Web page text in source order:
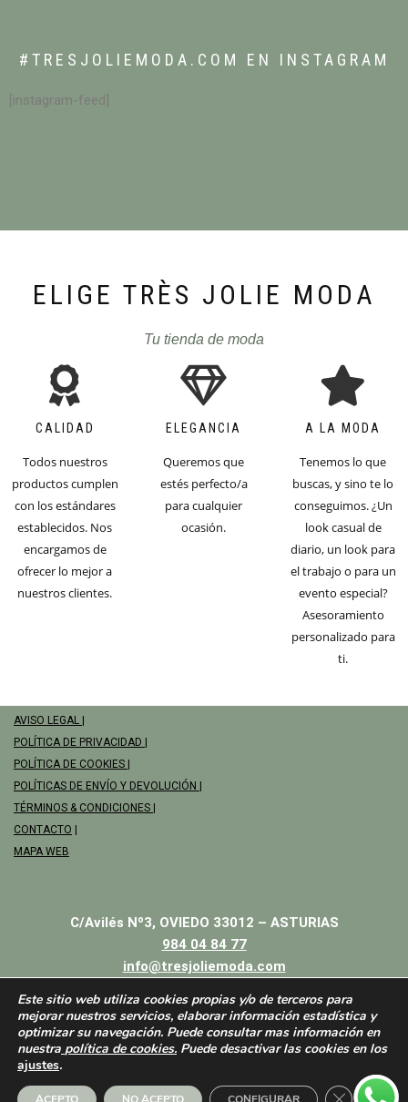
#TRESJOLIEMODA.COM EN INSTAGRAM
[instagram-feed]
ELIGE TRÈS JOLIE MODA
Tu tienda de moda
CALIDAD
Todos nuestros
productos cumplen
con los estándares
establecidos. Nos
encargamos de
ofrecer lo mejor a
nuestros clientes.
ELEGANCIA
Queremos que
estés perfecto/a
para cualquier
ocasión.
A LA MODA
Tenemos lo que
buscas, y sino te lo
conseguimos. ¿Un
look casual de
diario, un look para
el trabajo o para un
evento especial?
Asesoramiento
personalizado para
ti.
AVISO LEGAL
POLÍTICA DE PRIVACIDAD
POLÍTICA DE COOKIES
POLÍTICAS DE ENVÍO Y DEVOLUCIÓN
TÉRMINOS & CONDICIONES
CONTACTO
MAPA WEB
C/Avilés Nº3, OVIEDO 33012 – ASTURIAS
984 04 84 77
info@tresjoliemoda.com
Este sitio web utiliza cookies propias y/o de terceros para
mejorar nuestros servicios, elaborar información estadística y
optimizar su navegación. Puede consultar mas información en
nuestra política de cookies. Puede desactivar las cookies en los
ajustes.
Cerrar el